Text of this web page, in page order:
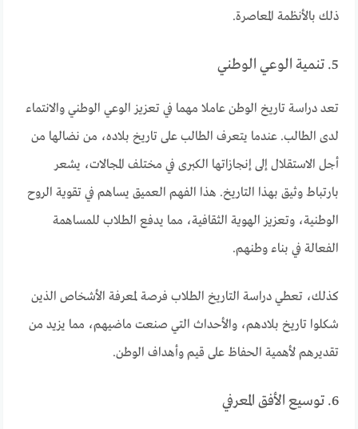
ذلك بالأنظمة المعاصرة.
5. تنمية الوعي الوطني
تعد دراسة تاريخ الوطن عاملا مهما في تعزيز الوعي الوطني والانتماء
لدى الطالب. عندما يتعرف الطالب على تاريخ بلاده، من نضالها من
أجل الاستقلال إلى إنجازاتها الكبرى في مختلف المجالات، يشعر
بارتباط وثيق بهذا التاريخ. هذا الفهم العميق يساهم في تقوية الروح
الوطنية، وتعزيز الهوية الثقافية، مما يدفع الطلاب للمساهمة
الفعالة في بناء وطنهم.
كذلك، تعطي دراسة التاريخ الطلاب فرصة لمعرفة الأشخاص الذين
شكلوا تاريخ بلادهم، والأحداث التي صنعت ماضيهم، مما يزيد من
تقديرهم لأهمية الحفاظ على قيم وأهداف الوطن.
6. توسيع الأفق المعرفي